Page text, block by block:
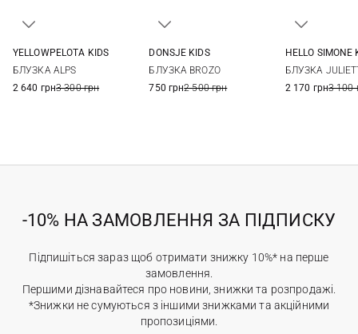
YELLOWPELOTA KIDS
БЛУЗКА ALPS
2 640 грн3 300 грн
DONSJE KIDS
БЛУЗКА BROZO
750 грн2 500 грн
HELLO SIMONE
БЛУЗКА
2 170 грн3 100
-10% НА ЗАМОВЛЕННЯ ЗА ПІДПИСКУ
Підпишіться зараз щоб отримати знижку 10%* на перше
замовлення.
Першими дізнавайтеся про новини, знижки та розпродажі.
*Знижки не сумуються з іншими знижками та акційними
пропозиціями.